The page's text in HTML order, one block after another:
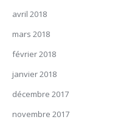
avril 2018
mars 2018
février 2018
janvier 2018
décembre 2017
novembre 2017